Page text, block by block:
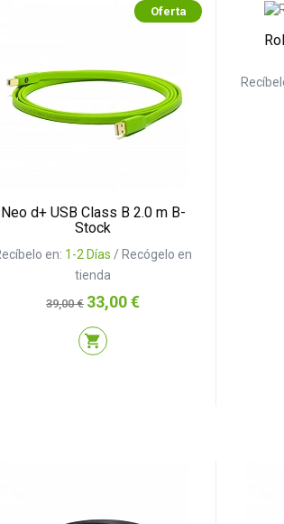
Oferta
Neo d+ USB Class B 2.0 m B-
Stock
en: 1-2 Días / Recógelo en
tienda
Precio
base
39,00 € Precio
33,00 €
shopping_cart